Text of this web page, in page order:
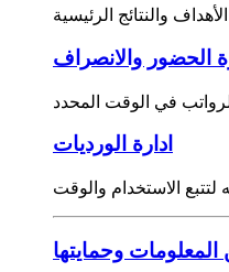
الحضور والانصراف
في الوقت المحدد
ادارة الورديات
الاستخدام والوقت
المعلومات وحمايتها